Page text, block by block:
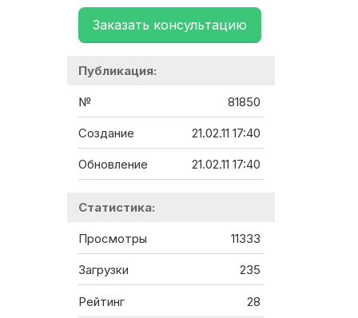
Заказать консультацию
Публикация:
№ 81850
Создание 21.02.11 17:40
Обновление 21.02.11 17:40
Статистика:
Просмотры 11333
Загрузки 235
Рейтинг 28